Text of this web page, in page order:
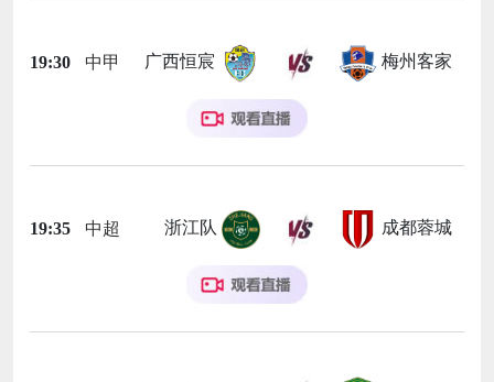
19:30 中甲 广西恒宸 梅州客家
19:35 中超 浙江队 成都蓉城